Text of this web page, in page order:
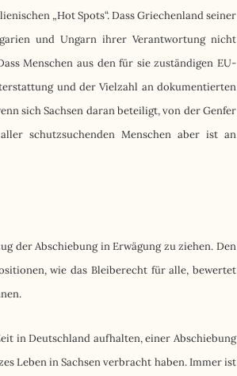
„Hot Spots“. Dass Griechenland seiner
und Ungarn ihrer Verantwortung nicht
Menschen aus den für sie zuständigen EU-
und der Vielzahl an dokumentierten
sich Sachsen daran beteiligt, von der Genfer
schutzsuchenden Menschen aber ist an
der Abschiebung in Erwägung zu ziehen. Den
wie das Bleiberecht für alle, bewertet
in Deutschland aufhalten, einer Abschiebung
Leben in Sachsen verbracht haben. Immer ist